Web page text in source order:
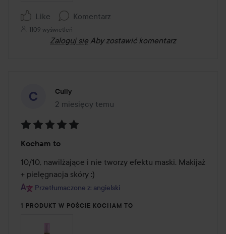
Like Komentarz
1109 wyświetleń
Zaloguj się Aby zostawić komentarz
Cully
2 miesięcy temu
Post został utworzony 2 miesięcy temu
5
z
5
Kocham to
10/10, nawilżające i nie tworzy efektu maski. Makijaż
+ pielęgnacja skóry :)
Przetłumaczone z: angielski
1 PRODUKT W POŚCIE KOCHAM TO